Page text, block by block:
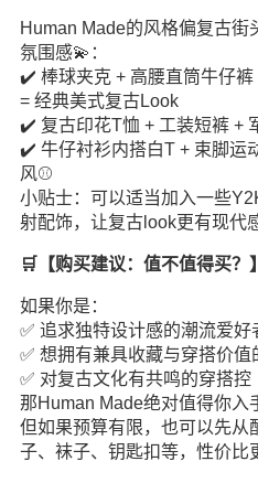
Human Made的风格偏复古
氛围感💫：
✔️ 棒球夹克 + 高腰直筒牛仔裤
= 经典美式复古Look
✔️ 复古印花T恤 + 工装短裤 +
✔️ 牛仔衬衫内搭白T + 束脚运
风⚾️
小贴士：可以适当加入一些
射配饰，让复古look更有现代
🛒【购买建议：值不值得买？】
如果你是：
✅ 追求独特设计感的潮流爱好
✅ 想拥有兼具收藏与穿搭价值
✅ 对复古文化有共鸣的穿搭控
那Human Made绝对值得你入
但如果预算有限，也可以先从
子、袜子、钥匙扣等，性价比